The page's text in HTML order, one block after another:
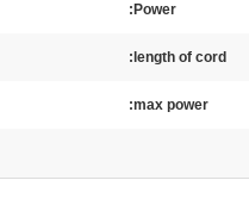
Power:
length of cord:
max power: